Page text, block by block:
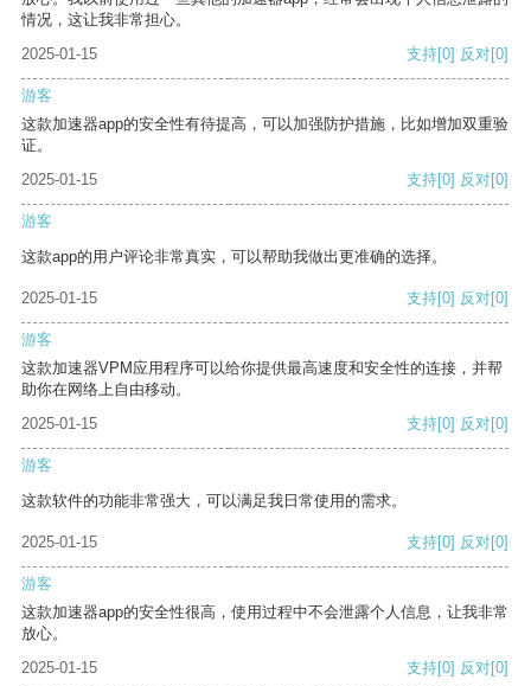
情况，这让我非常担心。
2025-01-15
支持[0] 反对[0]
游客
这款加速器app的安全性有待提高，可以加强防护措施，比如增加双重验
证。
2025-01-15
支持[0] 反对[0]
游客
这款app的用户评论非常真实，可以帮助我做出更准确的选择。
2025-01-15 支持[0] 反对[0]
游客
这款加速器VPM应用程序可以给你提供最高速度和安全性的连接，并帮
助你在网络上自由移动。
2025-01-15
支持[0] 反对[0]
游客
这款软件的功能非常强大，可以满足我日常使用的需求。
2025-01-15 支持[0] 反对[0]
游客
这款加速器app的安全性很高，使用过程中不会泄露个人信息，让我非常
放心。
2025-01-15
支持[0] 反对[0]